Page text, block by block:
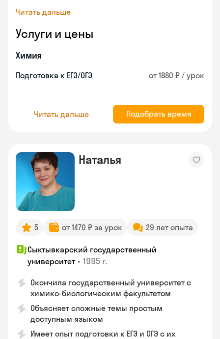
Читать дальше
Услуги и цены
Химия
Подготовка к ЕГЭ/ОГЭ от 1880 ₽ / урок
Читать дальше Подобрать время
Наталья
5 от 1470 ₽ за урок 29 лет опыта
Сыктывкарский государственный
университет • 1995 г.
Окончила государственный университет с
химико-биологическим факультетом
Объясняет сложные темы простым
доступным языком
Имеет опыт подготовки к ЕГЭ и ОГЭ с их